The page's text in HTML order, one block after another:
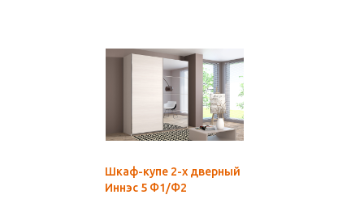
Шкаф-купе 2-х дверный
Иннэс 5 Ф1/Ф2